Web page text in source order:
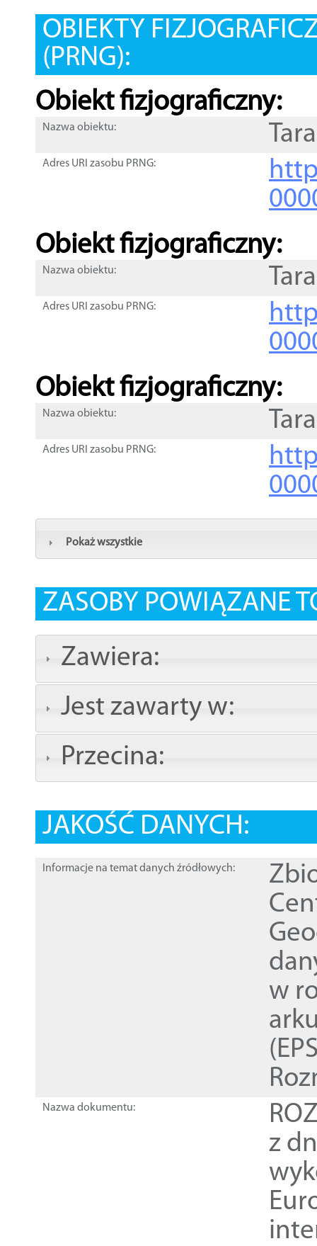
OBIEKTY
(PRNG):
Obiekt fizjograficzny:
Nazwa obiektu:
Adres URI zasobu PRNG:
Obiekt fizjograficzny:
Nazwa obiektu:
Adres URI zasobu PRNG:
Obiekt fizjograficzny:
Nazwa obiektu:
Adres URI zasobu PRNG:
Pokaż wszystkie
ZASOBY POWIĄZANE
Zawiera:
Jest zawarty w:
Przecina:
JAKOŚĆ DANYCH:
Informacje na temat danych źródłowych:
w
Nazwa dokumentu:
z